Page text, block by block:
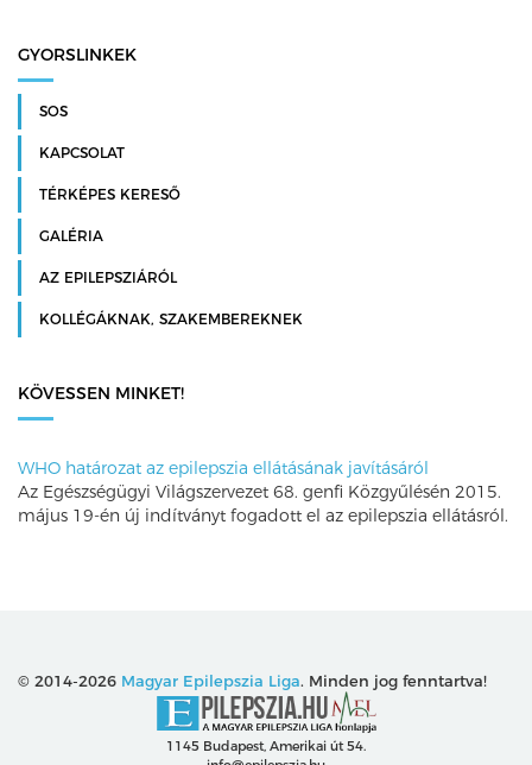
GYORSLINKEK
SOS
KAPCSOLAT
TÉRKÉPES KERESŐ
GALÉRIA
AZ EPILEPSZIÁRÓL
KOLLÉGÁKNAK, SZAKEMBEREKNEK
KÖVESSEN MINKET!
WHO határozat az epilepszia ellátásának javításáról
Az Egészségügyi Világszervezet 68. genfi Közgyűlésén 2015.
május 19-én új indítványt fogadott el az epilepszia ellátásról.
© 2014-2026 Magyar Epilepszia Liga. Minden jog fenntartva!
1145 Budapest, Amerikai út 54.